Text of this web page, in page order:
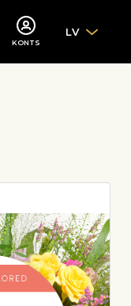
KONTS
LV